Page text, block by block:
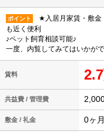
ポイント
★入居月家賃・敷金
も近く便利
♪ペット飼育相談可能♪
一度、内覧してみてはいかが
賃料
共益費 / 管理費
敷金 / 礼金 0ヶ